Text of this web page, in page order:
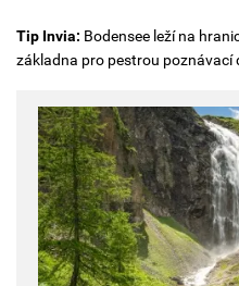
Tip Invia: Bodensee leží na
základna pro pestrou poznávací